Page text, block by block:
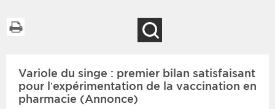
Rendez-vous des 7
prochains jours
Communiqués des 10
Type d'information
Rendez-vous
Communiqués
Variole du singe : premier bilan satisfaisant
pour l’expérimentation de la vaccination en
pharmacie (Annonce)